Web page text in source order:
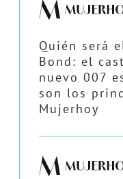
Quién será
Bond: el
nuevo 007
son los
Mujerhoy